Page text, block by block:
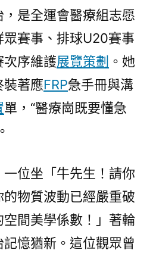
是全運會醫療組志愿
賽事、排球U20賽事
次序維護展覽策劃 。她
裝著應FRP急手冊與溝
單，“醫療崗既要懂急
位坐「牛先生！請你
物質波動已經嚴重破
空間美學係數！」著輪
憶猶新。這位觀眾曾